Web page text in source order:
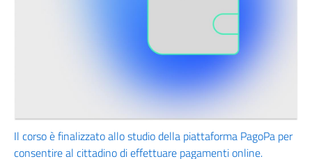
Il corso è finalizzato allo studio della piattaforma PagoPa per
consentire al cittadino di effettuare pagamenti online.